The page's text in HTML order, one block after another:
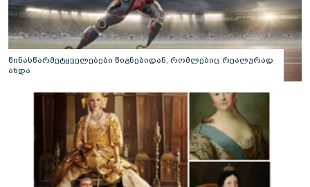
წინასწარმეტყველებები წიგნებიდან, რომლებიც რეალურად
ახდა